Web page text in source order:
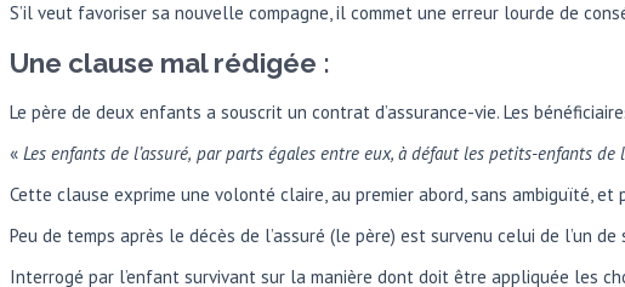
S’il veut favoriser sa nouvelle compagne, il commet une erreur lourde de
Une clause mal rédigée :
Le père de deux enfants a souscrit un contrat d’assurance-vie. Les
« Les enfants de l’assuré, par parts égales entre eux, à défaut les petits-enfants de
Cette clause exprime une volonté claire, au premier abord, sans ambiguïté,
Peu de temps après le décès de l’assuré (le père) est survenu celui de l’un
Interrogé par l’enfant survivant sur la manière dont doit être appliquée les